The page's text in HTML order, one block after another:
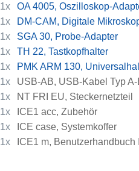
1x
OA 4005, Oszilloskop-
1x
DM-CAM, Digitale
1x
SGA 30, Probe-Adapter
1x
TH 22, Tastkopfhalter
1x
PMK ARM 130,
1x
USB-AB, USB-Kabel Typ A-
1x
NT FRI EU, Steckernetzteil
1x
ICE1 acc, Zubehör
1x
ICE case, Systemkoffer
1x
ICE1 m, Benutzerhandbuch